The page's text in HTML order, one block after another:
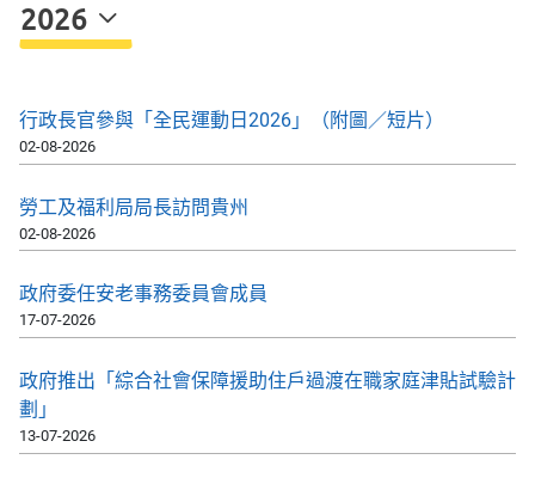
2026
行政長官參與「全民運動日2026」（附圖／短片）
02-08-2026
勞工及福利局局長訪問貴州
02-08-2026
政府委任安老事務委員會成員
17-07-2026
政府推出「綜合社會保障援助住戶過渡在職家庭津貼試驗計
劃」
13-07-2026